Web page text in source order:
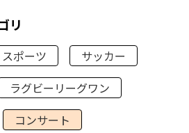
リ
スポーツ
サッカー
ラグビーリーグワン
コンサート